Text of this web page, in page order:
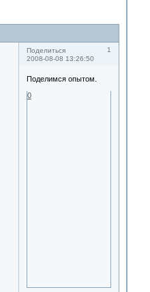
Поделиться
1
2008-08-08 13:26:50
Поделимся опытом.
0